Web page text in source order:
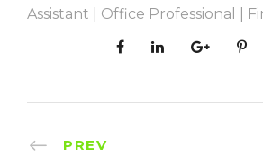
Assistant | Office Professional |
PREV